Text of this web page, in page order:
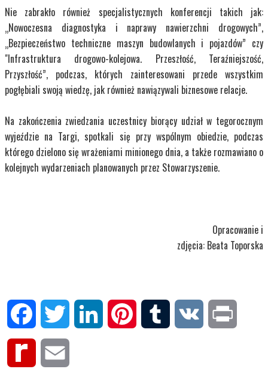
Nie zabrakło również specjalistycznych konferencji takich jak:
„Nowoczesna diagnostyka i naprawy nawierzchni drogowych”,
„Bezpieczeństwo techniczne maszyn budowlanych i pojazdów” czy
"Infrastruktura drogowo-kolejowa. Przeszłość, Teraźniejszość,
Przyszłość”, podczas, których zainteresowani przede wszystkim
pogłębiali swoją wiedzę, jak również nawiązywali biznesowe relacje.
Na zakończenia zwiedzania uczestnicy biorący udział w tegorocznym
wyjeździe na Targi, spotkali się przy wspólnym obiedzie, podczas
którego dzielono się wrażeniami minionego dnia, a także rozmawiano o
kolejnych wydarzeniach planowanych przez Stowarzyszenie.
Opracowanie i
zdjęcia: Beata Toporska
Facebook Twitter LinkedIn Pinterest Tumblr VK
Rediff